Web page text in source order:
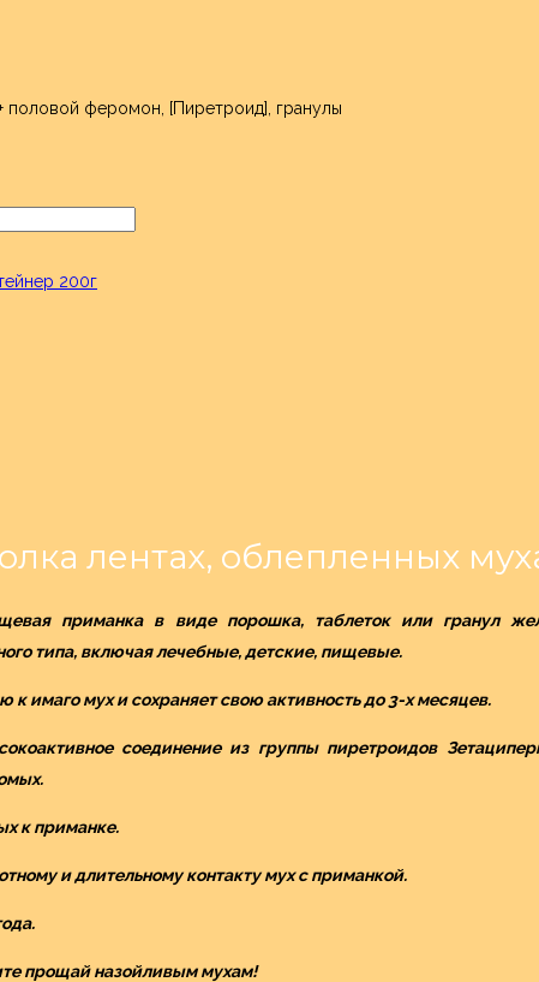
половой феромон, [Пиретроид], гранулы
200г
лентах, облепленных
приманка в виде порошка, таблеток или гранул
типа, включая лечебные, детские, пищевые.
имаго мух и сохраняет свою активность до 3-х месяцев.
соединение из группы пиретроидов
к приманке.
и длительному контакту мух с приманкой.
прощай назойливым мухам!